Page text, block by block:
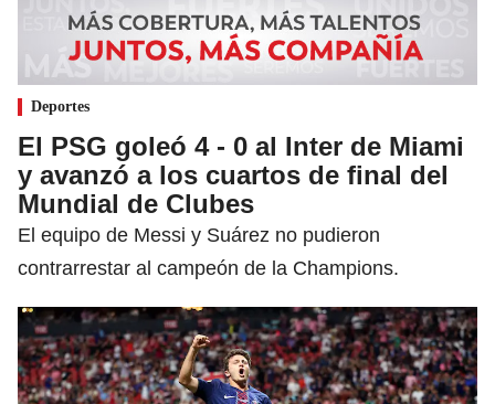
Deportes
El PSG goleó 4 - 0 al Inter de Miami
y avanzó a los cuartos de final del
Mundial de Clubes
El equipo de Messi y Suárez no pudieron
contrarrestar al campeón de la Champions.